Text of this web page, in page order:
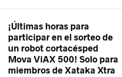
¡Últimas horas para
participar en el sorteo de
un robot cortacésped
Mova ViAX 500! Solo para
miembros de Xataka Xtra